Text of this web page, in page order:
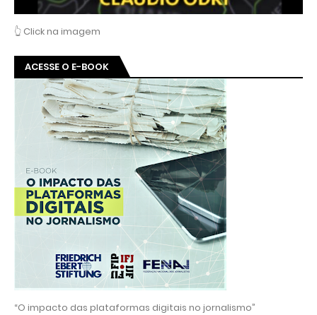
👆 Click na imagem
ACESSE O E-BOOK
“O impacto das plataformas digitais no jornalismo”